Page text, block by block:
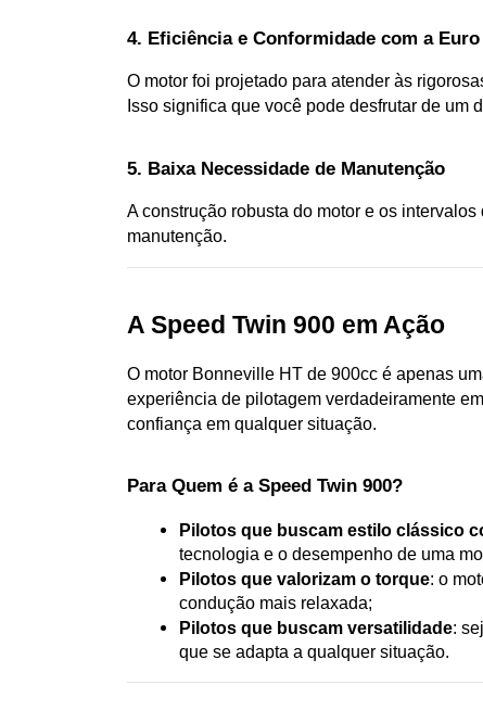
4. Eficiência e Conformidade com a Euro
O motor foi projetado para atender às
Isso significa que você pode desfrutar de um
5. Baixa Necessidade de Manutenção
A construção robusta do motor e os
manutenção.
A Speed Twin 900 em Ação
O motor Bonneville HT de 900cc é apenas
experiência de pilotagem verdadeiramente
confiança em qualquer situação.
Para Quem é a Speed Twin 900?
Pilotos que buscam estilo clássico
tecnologia e o desempenho de uma
Pilotos que valorizam o torque: o
condução mais relaxada;
Pilotos que buscam versatilidade:
que se adapta a qualquer situação.